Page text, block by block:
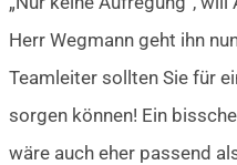
Herr Wegmann geht ihn
Teamleiter sollten Sie für
sorgen können! Ein
wäre auch eher passend